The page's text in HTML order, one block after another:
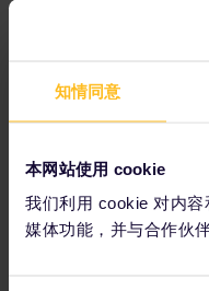
知情同意
本网站使用 cookie
我们利用 cookie 对内
媒体功能，并与合作伙
汉堡